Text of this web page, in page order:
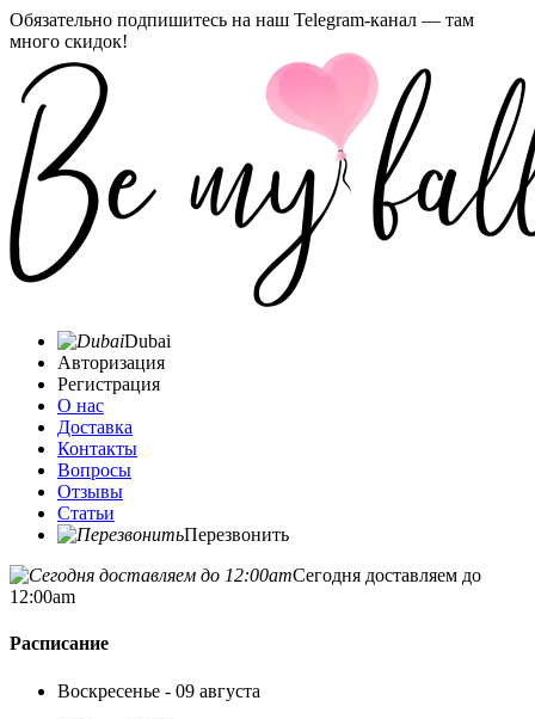
Обязательно подпишитесь на наш Telegram-канал — там
много скидок!
Dubai
Авторизация
Регистрация
О нас
Доставка
Контакты
Вопросы
Отзывы
Статьи
Перезвонить
Сегодня доставляем до
12:00am
Расписание
Воскресенье - 09 августа